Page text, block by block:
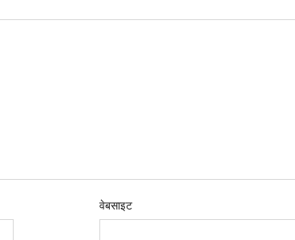
वेबसाइट